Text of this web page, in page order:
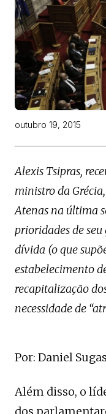
outubro 19, 2015
Alexis Tsipras,
ministro da
Atenas na última
prioridades de seu
dívida (o que
estabelecimento
recapitalização
necessidade de
Por: Daniel
Além disso, o